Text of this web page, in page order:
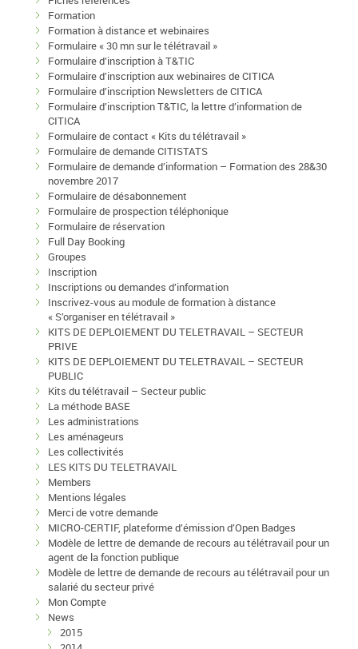
Formation
Formation à distance et webinaires
Formulaire « 30 mn sur le télétravail »
Formulaire d’inscription à T&TIC
Formulaire d’inscription aux webinaires de CITICA
Formulaire d’inscription Newsletters de CITICA
Formulaire d’inscription T&TIC, la lettre d’information de
CITICA
Formulaire de contact « Kits du télétravail »
Formulaire de demande CITISTATS
Formulaire de demande d’information – Formation des 28&30
novembre 2017
Formulaire de désabonnement
Formulaire de prospection téléphonique
Formulaire de réservation
Full Day Booking
Groupes
Inscription
Inscriptions ou demandes d’information
Inscrivez-vous au module de formation à distance
« S’organiser en télétravail »
KITS DE DEPLOIEMENT DU TELETRAVAIL – SECTEUR
PRIVE
KITS DE DEPLOIEMENT DU TELETRAVAIL – SECTEUR
PUBLIC
Kits du télétravail – Secteur public
La méthode BASE
Les administrations
Les aménageurs
Les collectivités
LES KITS DU TELETRAVAIL
Members
Mentions légales
Merci de votre demande
MICRO-CERTIF, plateforme d’émission d’Open Badges
Modèle de lettre de demande de recours au télétravail pour un
agent de la fonction publique
Modèle de lettre de demande de recours au télétravail pour un
salarié du secteur privé
Mon Compte
News
2015